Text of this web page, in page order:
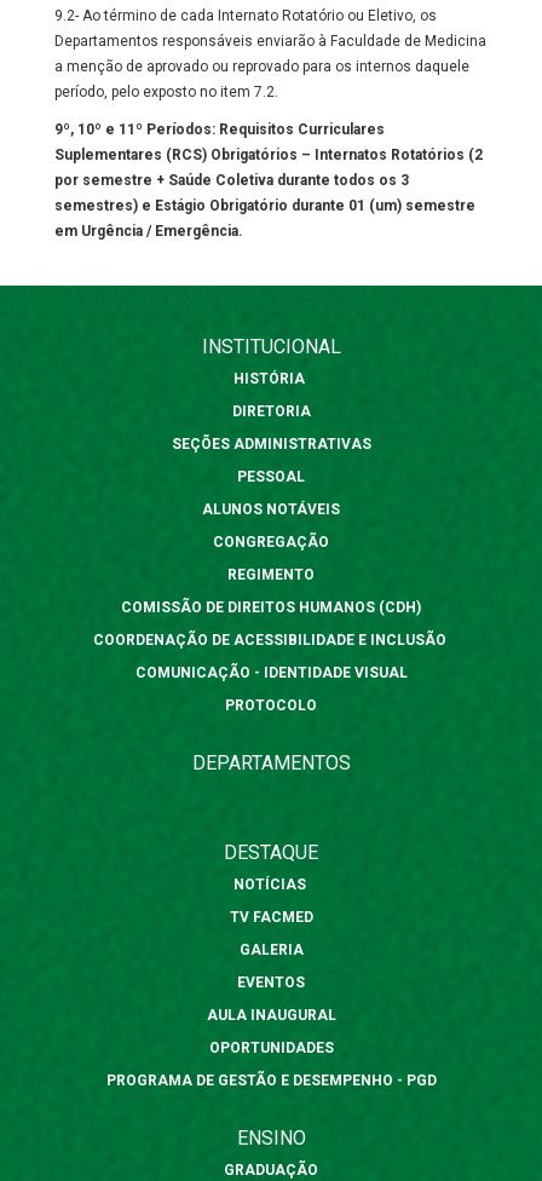
9.2- Ao término de cada Internato Rotatório ou Eletivo, os
Departamentos responsáveis enviarão à Faculdade de Medicina
a menção de aprovado ou reprovado para os internos daquele
período, pelo exposto no item 7.2.
9º, 10º e 11º Períodos: Requisitos Curriculares
Suplementares (RCS) Obrigatórios – Internatos Rotatórios (2
por semestre + Saúde Coletiva durante todos os 3
semestres) e Estágio Obrigatório durante 01 (um) semestre
em Urgência / Emergência.
INSTITUCIONAL
HISTÓRIA
DIRETORIA
SEÇÕES ADMINISTRATIVAS
PESSOAL
ALUNOS NOTÁVEIS
CONGREGAÇÃO
REGIMENTO
COMISSÃO DE DIREITOS HUMANOS (CDH)
COORDENAÇÃO DE ACESSIBILIDADE E INCLUSÃO
COMUNICAÇÃO - IDENTIDADE VISUAL
PROTOCOLO
DEPARTAMENTOS
DESTAQUE
NOTÍCIAS
TV FACMED
GALERIA
EVENTOS
AULA INAUGURAL
OPORTUNIDADES
PROGRAMA DE GESTÃO E DESEMPENHO - PGD
ENSINO
GRADUAÇÃO